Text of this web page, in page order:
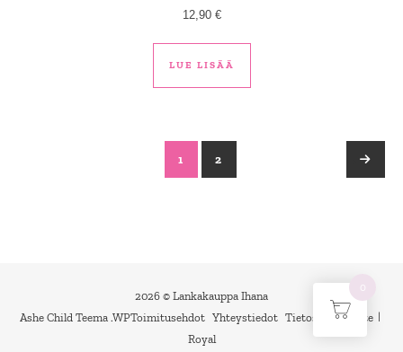
12,90 €
LUE LISÄÄ
1 2
2026 © Lankakauppa Ihana
Toimitusehdot Yhteystiedot Tietosuojaseloste
Ashe Child Teema .WP
Royal
0